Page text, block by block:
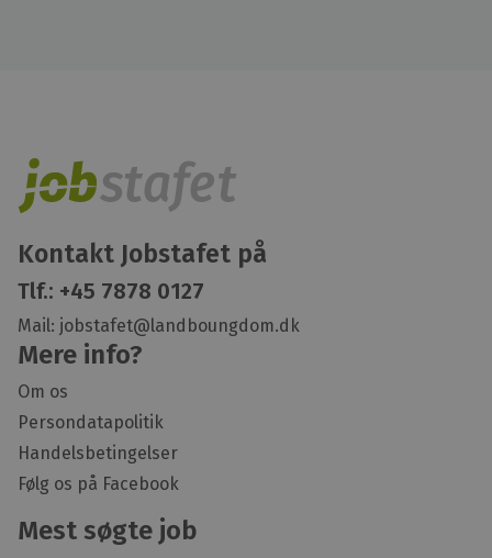
Kontakt Jobstafet på
Tlf.: +45 7878 0127
Mail: jobstafet@landboungdom.dk
Mere info?
Om os
Persondatapolitik
Handelsbetingelser
Følg os på Facebook
Mest søgte job